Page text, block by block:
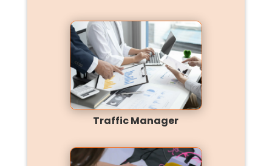
Traffic Manager